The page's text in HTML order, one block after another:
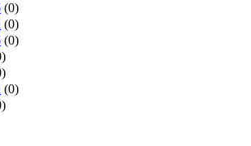
(0)
(0)
(0)
)
)
(0)
)